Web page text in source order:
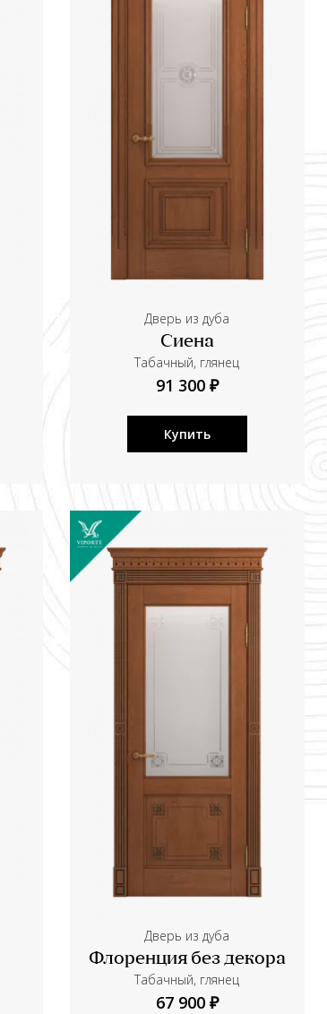
Дверь из дуба
Сиена
Табачный, глянец
91 300 ₽
Купить
Дверь из дуба
Флоренция без декора
Табачный, глянец
67 900 ₽